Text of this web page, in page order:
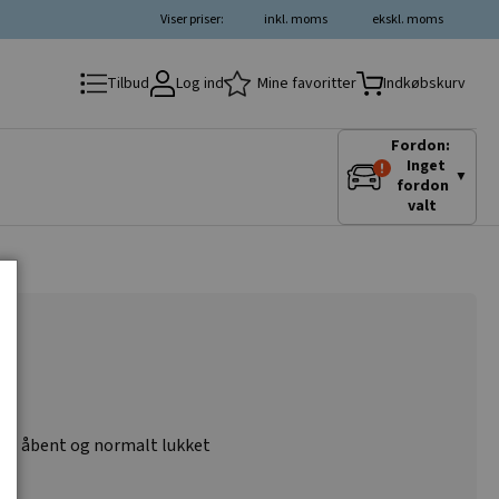
ekskl. moms
inkl. moms
Viser priser:
Tilbud Log ind Mine favoritter Indkøbskurv
Fordon:
Inget
fordon
valt
▼
åbent og normalt lukket